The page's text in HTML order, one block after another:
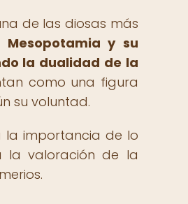
de las diosas más
y su
la dualidad de la
como una figura
su voluntad.
la importancia de lo
la valoración de la